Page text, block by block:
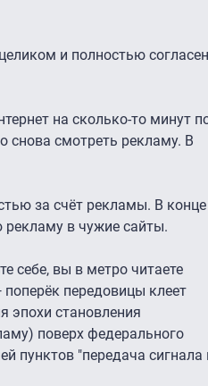
и полностью
на сколько-то минут
снова смотреть рекламу. В
за счёт рекламы. В конце
в чужие сайты.
себе, вы в метро читаете
передовицы клеет
эпохи становления
поверх федерального
пунктов "передача сигнала